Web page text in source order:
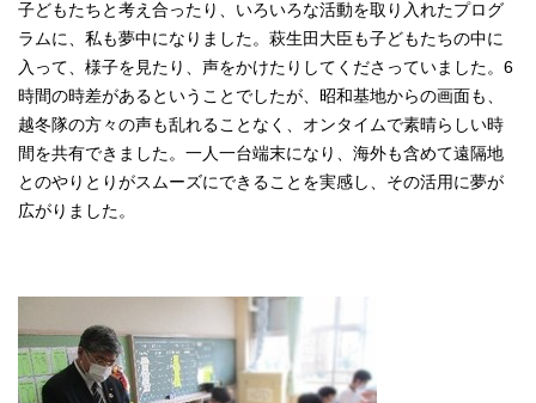
子どもたちと考え合ったり、いろいろな活動を取り入れたプログ
ラムに、私も夢中になりました。萩生田大臣も子どもたちの中に
入って、様子を見たり、声をかけたりしてくださっていました。6
時間の時差があるということでしたが、昭和基地からの画面も、
越冬隊の方々の声も乱れることなく、オンタイムで素晴らしい時
間を共有できました。一人一台端末になり、海外も含めて遠隔地
とのやりとりがスムーズにできることを実感し、その活用に夢が
広がりました。